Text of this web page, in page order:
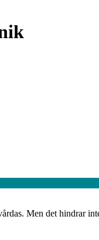
Men det hindrar